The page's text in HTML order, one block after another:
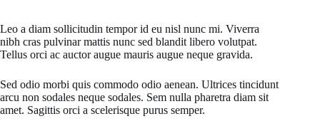
Leo a diam sollicitudin tempor id eu nisl nunc mi. Viverra
nibh cras pulvinar mattis nunc sed blandit libero volutpat.
Tellus orci ac auctor augue mauris augue neque gravida.
Sed odio morbi quis commodo odio aenean. Ultrices tincidunt
arcu non sodales neque sodales. Sem nulla pharetra diam sit
amet. Sagittis orci a scelerisque purus semper.